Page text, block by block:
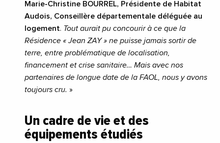
Marie-Christine BOURREL, Présidente de Habitat
Audois, Conseillère départementale déléguée au
logement. Tout aurait pu concourir à ce que la
Résidence « Jean ZAY » ne puisse jamais sortir de
terre, entre problématique de localisation,
financement et crise sanitaire… Mais avec nos
partenaires de longue date de la FAOL, nous y avons
toujours cru. »
Un cadre de vie et des
équipements étudiés